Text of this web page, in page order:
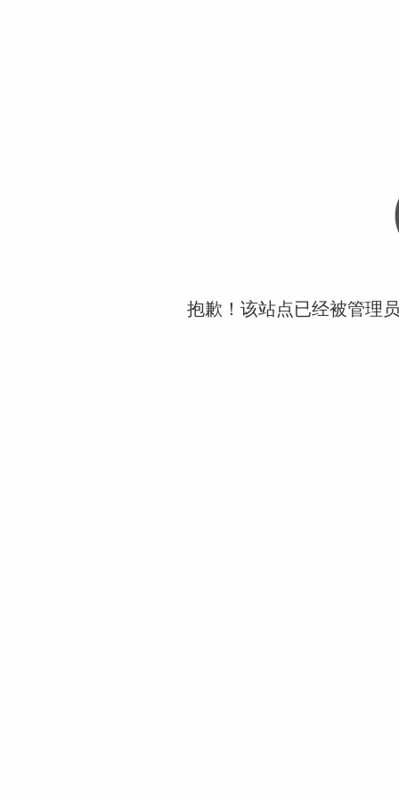
抱歉！该站点已经被管理